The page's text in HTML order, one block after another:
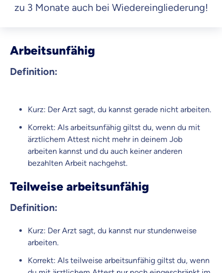
zu 3 Monate auch bei Wiedereingliederung!
Arbeitsunfähig
Definition:
Kurz: Der Arzt sagt, du kannst gerade nicht arbeiten.
Korrekt: Als arbeitsunfähig giltst du, wenn du mit
ärztlichem Attest nicht mehr in deinem Job
arbeiten kannst und du auch keiner anderen
bezahlten Arbeit nachgehst.
Teilweise arbeitsunfähig
Definition:
Kurz: Der Arzt sagt, du kannst nur stundenweise
arbeiten.
Korrekt: Als teilweise arbeitsunfähig giltst du, wenn